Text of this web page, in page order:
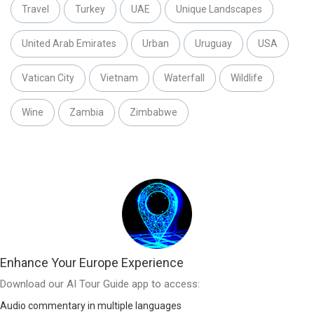
Travel Turkey UAE Unique Landscapes
United Arab Emirates Urban Uruguay USA
Vatican City Vietnam Waterfall Wildlife
Wine Zambia Zimbabwe
Enhance Your Europe Experience
Download our AI Tour Guide app to access:
Audio commentary in multiple languages